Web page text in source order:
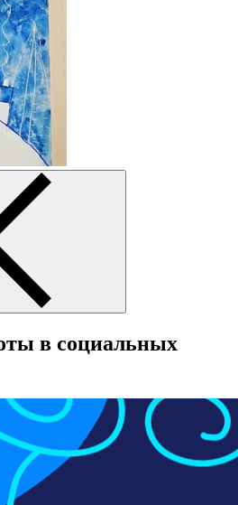
в социальных